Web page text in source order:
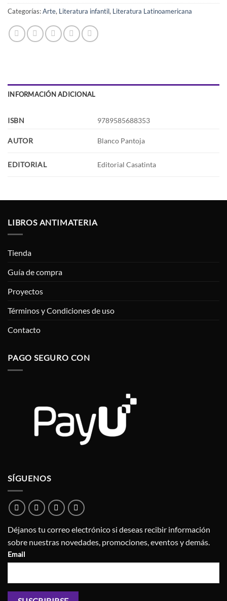
Categorías:Arte, Literatura infantil, Literatura Latinoamericana
INFORMACIÓN ADICIONAL
ISBN 9789585688353
AUTOR Blanco Pantoja
EDITORIAL Editorial Casatinta
LIBROS ANTIMATERIA
Tienda
Guía de compra
Proyectos
Términos y Condiciones de uso
Contacto
PAGO SEGURO CON
SÍGUENOS
Déjanos tu correo electrónico si deseas recibir información
sobre nuestras novedades, promociones, eventos y demás.
Email